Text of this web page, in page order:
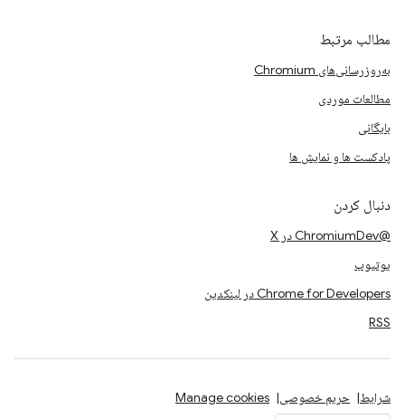
مطالب مرتبط
به‌روزرسانی‌های Chromium
مطالعات موردی
بایگانی
پادکست ها و نمایش ها
دنبال کردن
@ChromiumDev در X
یوتیوب
Chrome for Developers در لینکدین
RSS
شرایط حریم خصوصی Manage cookies